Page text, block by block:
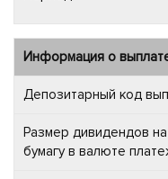
Информация о
Депозитарный код
Размер дивидендов
бумагу в валюте